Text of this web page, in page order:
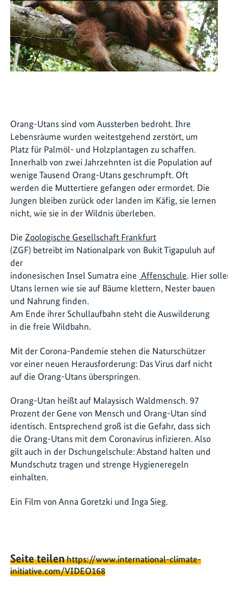
Orang-Utans sind vom Aussterben bedroht. Ihre
Lebensräume wurden weitestgehend zerstört, um
Platz für Palmöl- und Holzplantagen zu schaffen.
Innerhalb von zwei Jahrzehnten ist die Population auf
wenige Tausend Orang-Utans geschrumpft. Oft
werden die Muttertiere gefangen oder ermordet. Die
Jungen bleiben zurück oder landen im Käfig, sie lernen
nicht, wie sie in der Wildnis überleben.
Die Zoologische Gesellschaft Frankfurt
(ZGF) betreibt im Nationalpark von Bukit Tigapuluh auf
der
indonesischen Insel Sumatra eine Affenschule. Hier
Utans lernen wie sie auf Bäume klettern, Nester bauen
und Nahrung finden.
Am Ende ihrer Schullaufbahn steht die Auswilderung
in die freie Wildbahn.
Mit der Corona-Pandemie stehen die Naturschützer
vor einer neuen Herausforderung: Das Virus darf nicht
auf die Orang-Utans überspringen.
Orang-Utan heißt auf Malaysisch Waldmensch. 97
Prozent der Gene von Mensch und Orang-Utan sind
identisch. Entsprechend groß ist die Gefahr, dass sich
die Orang-Utans mit dem Coronavirus infizieren. Also
gilt auch in der Dschungelschule: Abstand halten und
Mundschutz tragen und strenge Hygieneregeln
einhalten.
Ein Film von Anna Goretzki und Inga Sieg.
Seite teilenhttps://www.international-climate-
initiative.com/VIDEO168